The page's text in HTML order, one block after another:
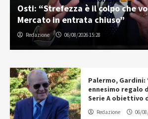
Osti: “Strefezza è il colpo che
Mercato in entrata chiuso”
Redazione 06/08/2026 15:28
Palermo, Gardini:
ennesimo regalo
Serie A obiettivo
Redazione 06/